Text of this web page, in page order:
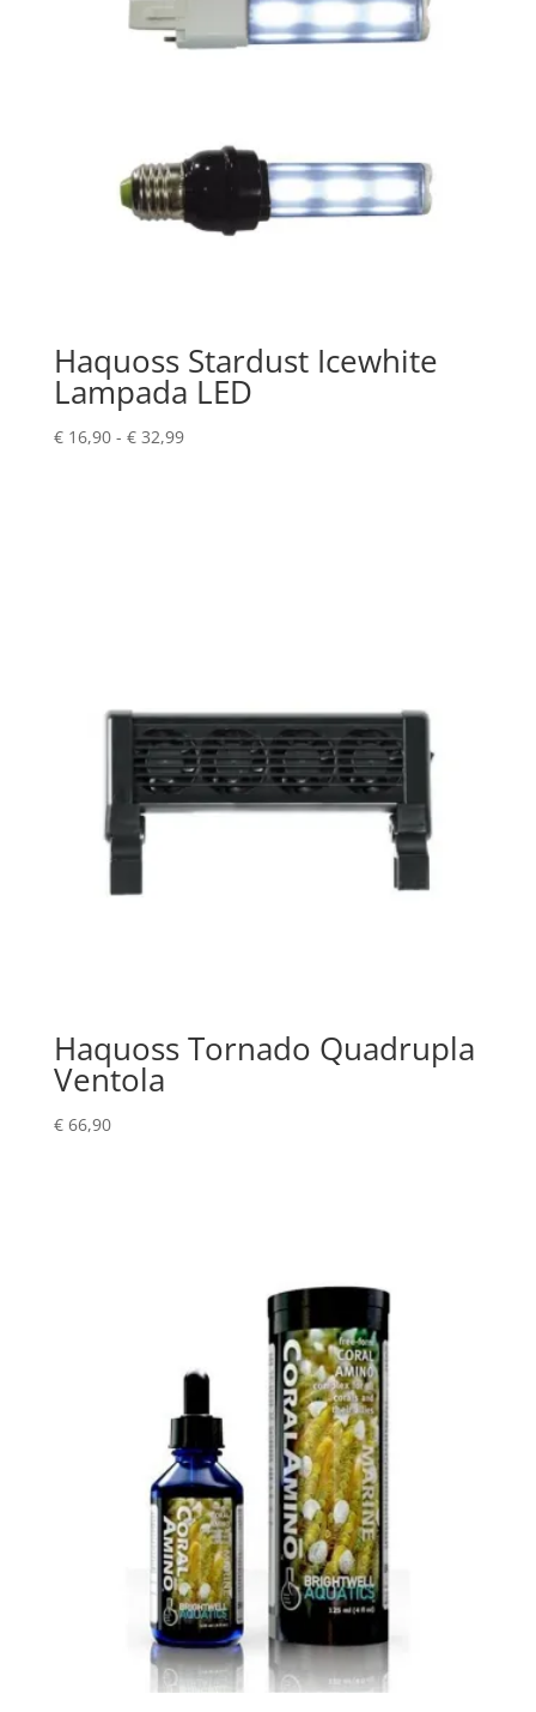
Haquoss Stardust Icewhite
Lampada LED
€16,90 - €32,99Fascia
Haquoss Tornado Quadrupla
Ventola
€66,90